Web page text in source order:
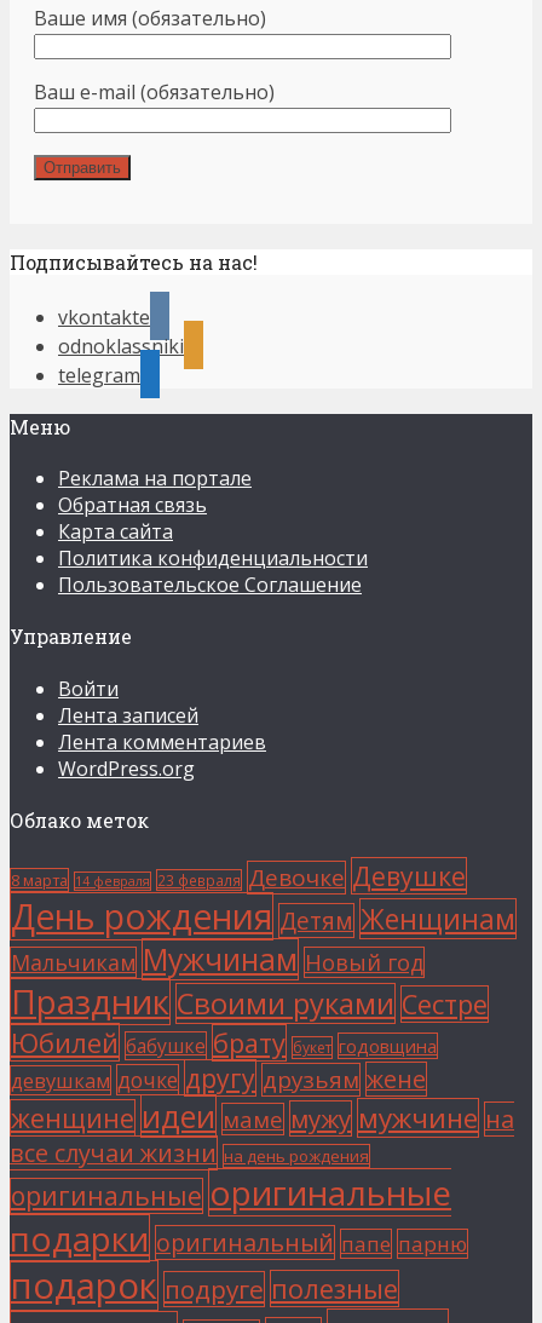
Ваше имя (обязательно)
Ваш e-mail (обязательно)
Подписывайтесь на нас!
vkontakte
odnoklassniki
telegram
Меню
Реклама на портале
Обратная связь
Карта сайта
Политика конфиденциальности
Пользовательское Соглашение
Управление
Войти
Лента записей
Лента комментариев
WordPress.org
Облако меток
8 марта 14 февраля 23 февраля Девочке Девушке
День рождения Детям Женщинам
Мальчикам Мужчинам Новый год
Праздник Своими руками Сестре
Юбилей бабушке брату букет годовщина
девушкам дочке другу друзьям жене
женщине идеи маме мужу мужчине на
все случаи жизни на день рождения
оригинальные оригинальные
подарки оригинальный папе парню
подарок подруге полезные